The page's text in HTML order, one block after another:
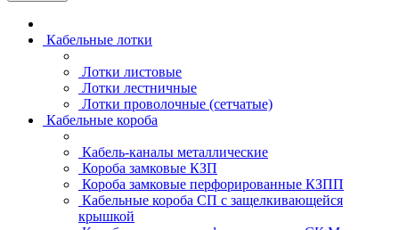
Кабельные лотки
Лотки листовые
Лотки лестничные
Лотки проволочные (сетчатые)
Кабельные короба
Кабель-каналы металлические
Короба замковые КЗП
Короба замковые перфорированные КЗПП
Кабельные короба СП с защелкивающейся
крышкой